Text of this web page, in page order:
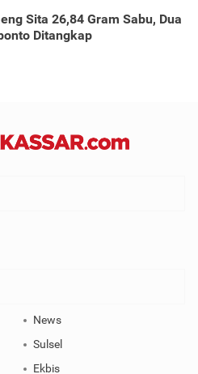
Sita 26,84 Gram Sabu, Dua
Ditangkap
News
Sulsel
Ekbis